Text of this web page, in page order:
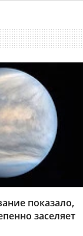
показало,
заселяет